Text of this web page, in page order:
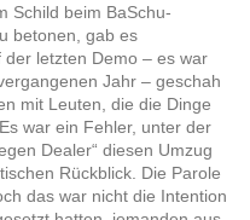
Schild beim BaSchu-
betonen, gab es
letzten Demo – es war
Jahr – geschah
mit Leuten, die die Dinge
war ein Fehler, unter der
Dealer“ diesen Umzug
Rückblick. Die Parole
das war nicht die Intention